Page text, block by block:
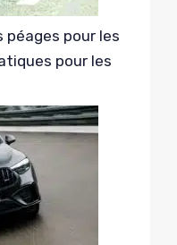
péages pour les
pour les